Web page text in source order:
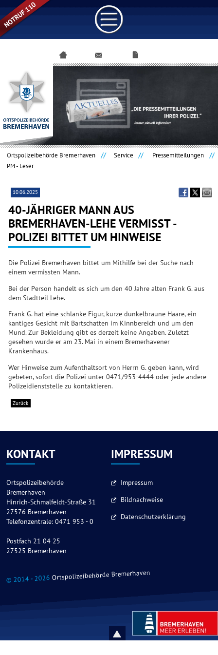
überspringen
Ortspolizeibehörde Bremerhaven Service
Pressemitteilungen
PM - Leser
10.06.2025
40-JÄHRIGER MANN AUS
BREMERHAVEN-LEHE VERMISST -
POLIZEI BITTET UM HINWEISE
Die Polizei Bremerhaven bittet um Mithilfe bei der Suche nach
einem vermissten Mann.
Bei der Person handelt es sich um den 40 Jahre alten Frank G. aus
dem Stadtteil Lehe.
Frank G. hat eine schlanke Figur, kurze dunkelbraune Haare, ein
kantiges Gesicht mit Bartschatten im Kinnbereich und um den
Mund. Zur Bekleidung gibt es derzeit keine Angaben. Zuletzt
gesehen wurde er am 23. Mai in einem Bremerhavener
Krankenhaus.
Wer Hinweise zum Aufenthaltsort von Herrn G. geben kann, wird
gebeten, sofort die Polizei unter 0471/953-4444 oder jede andere
Polizeidienststelle zu kontaktieren.
Zurück
KONTAKT
Ortspolizeibehörde
Bremerhaven
Hinrich-Schmalfeldt-Straße 31
27576 Bremerhaven
Telefonzentrale: 0471 953 - 0
Postfach 21 04 25
27525 Bremerhaven
IMPRESSUM
Impressum
Bildnachweise
Datenschutzerklärung
© 2014 - 2026 Ortspolizeibehörde Bremerhaven